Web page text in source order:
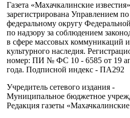
Газета «Махачкалинские известия»
зарегистрирована Управлением
федеральному округу
по надзору за соблюдением
в сфере массовых коммуникаций
культурного наследия.
номер: ПИ № ФС 10 - 6585 от 19
года. Подписной индекс - ПА292
Учредитель сетевого издания -
Муниципальное бюджетное
Редакция газеты «Махачкалинские